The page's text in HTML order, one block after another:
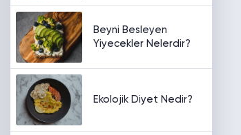
Beyni Besleyen
Yiyecekler Nelerdir?
Ekolojik Diyet Nedir?